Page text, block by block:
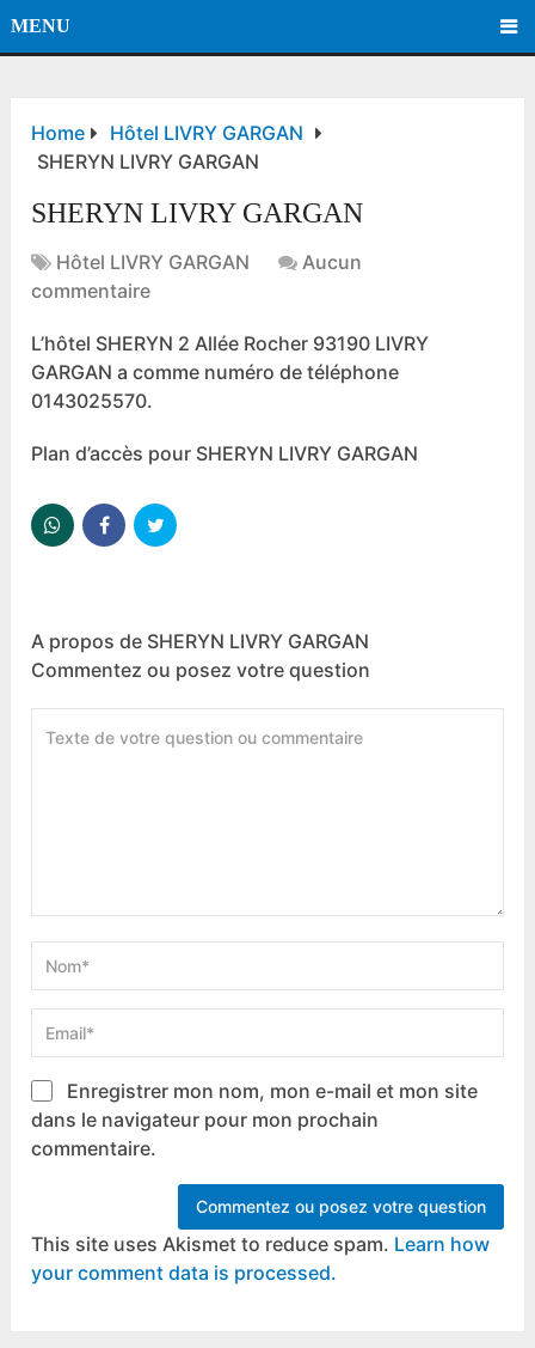
MENU
Home
Hôtel LIVRY GARGAN
SHERYN LIVRY GARGAN
SHERYN LIVRY GARGAN
Hôtel LIVRY GARGAN
Aucun
commentaire
L’hôtel SHERYN 2 Allée Rocher 93190 LIVRY
GARGAN a comme numéro de téléphone
0143025570.
Plan d’accès pour SHERYN LIVRY GARGAN
A propos de SHERYN LIVRY GARGAN
Commentez ou posez votre question
Enregistrer mon nom, mon e-mail et mon site
dans le navigateur pour mon prochain
commentaire.
This site uses Akismet to reduce spam. Learn how
your comment data is processed.